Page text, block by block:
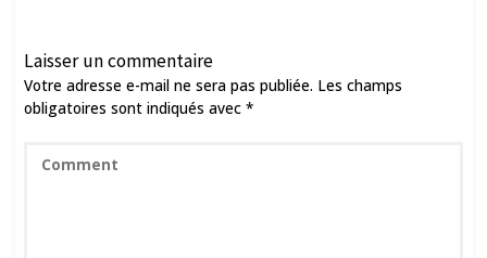
Laisser un commentaire
Votre adresse e-mail ne sera pas publiée. Les champs
obligatoires sont indiqués avec *